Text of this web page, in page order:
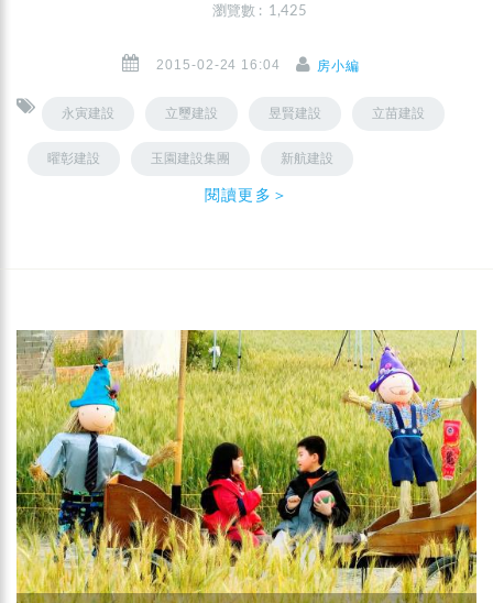
瀏覽數 : 1,425
2015-02-24 16:04 房小編
永寅建設 立璽建設 昱賢建設 立苗建設
曜彰建設 玉園建設集團 新航建設
閱讀更多＞